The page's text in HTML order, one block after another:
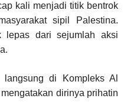
kali menjadi titik bentrok
sipil Palestina.
lepas dari sejumlah aksi
di Kompleks Al
dirinya prihatin